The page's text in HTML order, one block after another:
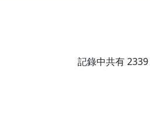
記錄中共有2339